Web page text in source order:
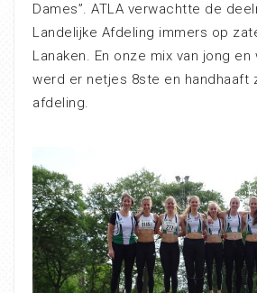
Dames”. ATLA verwachtte de
Landelijke Afdeling immers op
Lanaken. En onze mix van jong
werd er netjes 8ste en handhaaft
afdeling.